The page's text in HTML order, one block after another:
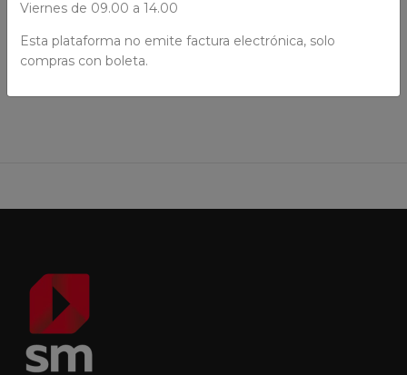
AÑADIR AL CARRO
Viernes de 09.00 a 14.00
Esta plataforma no emite factura electrónica, solo
compras con boleta.